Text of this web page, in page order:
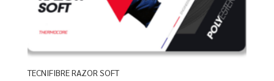
TECNIFIBRE RAZOR SOFT